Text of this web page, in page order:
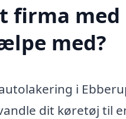
firma
med?
i
dit køretøj til